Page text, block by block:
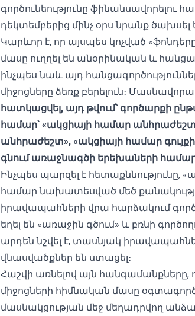
գործունեությունը ֆինանսավորելու
դեկտեմբերից մինչ օրս նրանք ծախսել
Կարևոր է, որ այսպես կոչված
մասը ուղղել են անօրինական և
ինչպես նաև այդ
միջոցները ձեռք բերելուն։
հատկացվել, այդ թվում՝ գործարքի
համար՝ «ակցիայի համար
անհրաժեշտ», «ակցիայի համար
գնում առաջնագծի երեխաների
Ինչպես պարզել է
համար նախատեսված մեծ
իրավապահների վրա հարձակում
եղել են «առաջին գծում» և բռնի
արդեն նշվել է, տասնյակ
վնասվածքներ են ստացել։
Հաշվի առնելով այն հանգամանքները,
միջոցների հիմնական մասը
մասնակցության մեջ մեղադրվող